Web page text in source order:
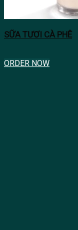
SỮA TƯƠI CÀ PHÊ
ORDER NOW